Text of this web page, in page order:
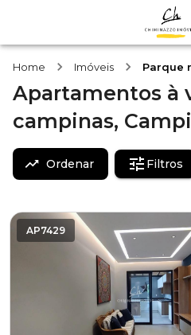
Home Imóveis Parque
Apartamentos à
campinas,
Ordenar Filtros
AP7429